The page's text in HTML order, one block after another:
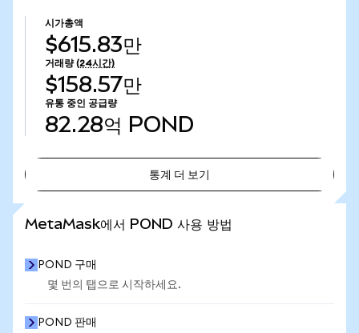
시가총액
$615.83만
거래량 (24시간)
$158.57만
유통 중인 공급량
82.28억 POND
통계 더 보기
MetaMask에서 POND 사용 방법
POND 구매
몇 번의 탭으로 시작하세요.
POND 판매